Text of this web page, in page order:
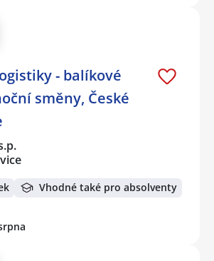
- balíkové
směny, České
Vhodné také pro absolventy